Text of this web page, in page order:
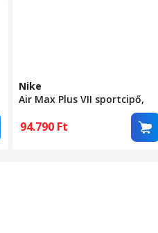
Nike
Air Max Plus VII sportcipő,
94.790 Ft